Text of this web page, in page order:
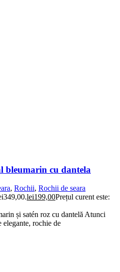
bleumarin cu dantela
, Rochii, Rochii de seara
lei199,00Prețul curent este:
și satén roz cu dantelă Atunci
elegante, rochie de